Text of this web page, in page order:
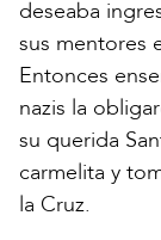
deseaba
sus mentores
Entonces
nazis la
su querida
carmelita y
la Cruz.